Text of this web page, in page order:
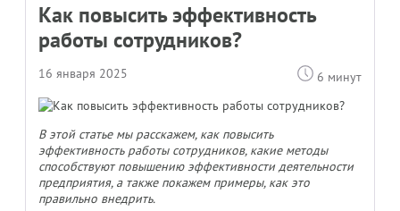
Как повысить эффективность
работы сотрудников?
16 января 2025 6 минут
В этой статье мы расскажем, как повысить
эффективность работы сотрудников, какие методы
способствуют повышению эффективности деятельности
предприятия, а также покажем примеры, как это
правильно внедрить.